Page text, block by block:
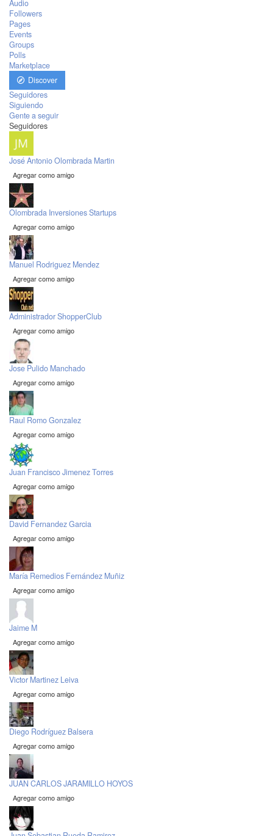
Audio
Followers
Pages
Events
Groups
Polls
Marketplace
Discover
Seguidores
Siguiendo
Gente a seguir
Seguidores
José Antonio Olombrada Martin
Agregar como amigo
Olombrada Inversiones Startups
Agregar como amigo
Manuel Rodriguez Mendez
Agregar como amigo
Administrador ShopperClub
Agregar como amigo
Jose Pulido Manchado
Agregar como amigo
Raul Romo Gonzalez
Agregar como amigo
Juan Francisco Jimenez Torres
Agregar como amigo
David Fernandez Garcia
Agregar como amigo
María Remedios Fernández Muñiz
Agregar como amigo
Jaime M
Agregar como amigo
Victor Martinez Leiva
Agregar como amigo
Diego Rodríguez Balsera
Agregar como amigo
JUAN CARLOS JARAMILLO HOYOS
Agregar como amigo